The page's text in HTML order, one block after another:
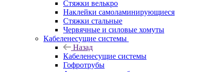
Стяжки велькро
Наклейки самоламинирующиеся
Стяжки стальные
Червячные и силовые хомуты
Кабеленесущие системы
Назад
Кабеленесущие системы
Гофротрубы